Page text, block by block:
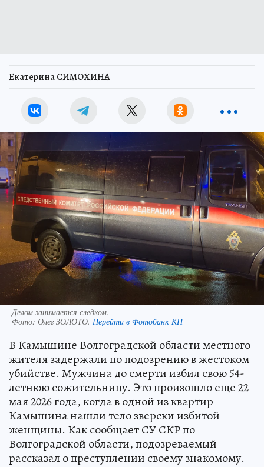
Екатерина СИМОХИНА
Делом занимается следком.
Фото: Олег ЗОЛОТО. Перейти в Фотобанк КП
В Камышине Волгоградской области местного
жителя задержали по подозрению в жестоком
убийстве. Мужчина до смерти избил свою 54-
летнюю сожительницу. Это произошло еще 22
мая 2026 года, когда в одной из квартир
Камышина нашли тело зверски избитой
женщины. Как сообщает СУ СКР по
Волгоградской области, подозреваемый
рассказал о преступлении своему знакомому.